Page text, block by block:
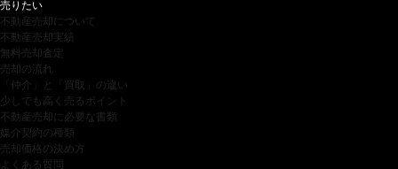
売りたい
不動産売却について
不動産売却実績
無料売却査定
売却の流れ
「仲介」と「買取」の違い
少しでも高く売るポイント
不動産売却に必要な書類
媒介契約の種類
売却価格の決め方
よくある質問